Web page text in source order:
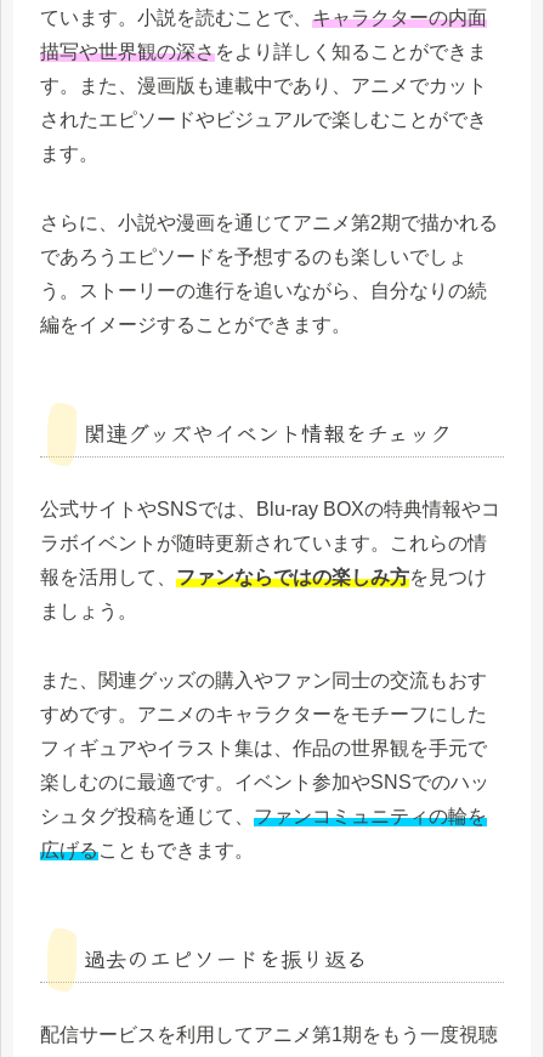
ています。小説を読むことで、 キャラクターの内面
描写や世界観の深さをより詳しく知ることができま
す。また、漫画版も連載中であり、アニメでカット
されたエピソードやビジュアルで楽しむことができ
ます。
さらに、小説や漫画を通じてアニメ第2期で描かれる
であろうエピソードを予想するのも楽しいでしょ
う。ストーリーの進行を追いながら、自分なりの続
編をイメージすることができます。
関連グッズやイベント情報をチェック
公式サイトやSNSでは、Blu-ray BOXの特典情報やコ
ラボイベントが随時更新されています。これらの情
報を活用して、 ファンならではの楽しみ方を見つけ
ましょう。
また、関連グッズの購入やファン同士の交流もおす
すめです。アニメのキャラクターをモチーフにした
フィギュアやイラスト集は、作品の世界観を手元で
楽しむのに最適です。イベント参加やSNSでのハッ
シュタグ投稿を通じて、 ファンコミュニティの輪を
広げることもできます。
過去のエピソードを振り返る
配信サービスを利用してアニメ第1期をもう一度視聴